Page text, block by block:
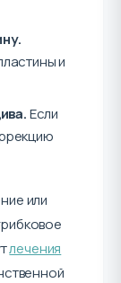
и
Если
или
лечения